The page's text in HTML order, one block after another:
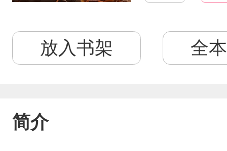
放入书架 全
简介